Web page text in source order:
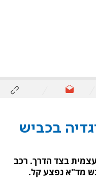
בכביש
בצד הדרך. רכב
מד"א נפצע קל.